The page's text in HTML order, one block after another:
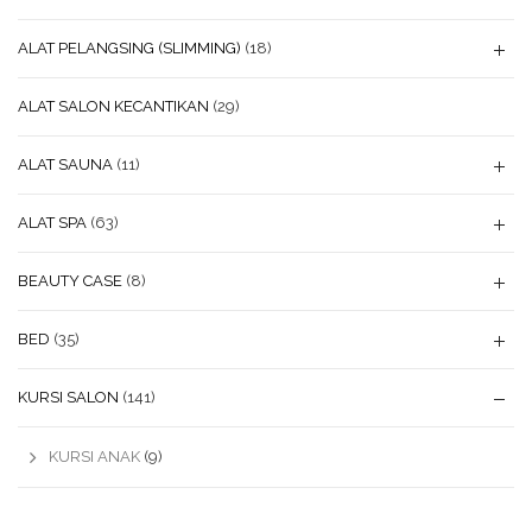
ALAT PELANGSING (SLIMMING) (18)
ALAT SALON KECANTIKAN (29)
ALAT SAUNA (11)
ALAT SPA (63)
BEAUTY CASE (8)
BED (35)
KURSI SALON (141)
KURSI ANAK (9)